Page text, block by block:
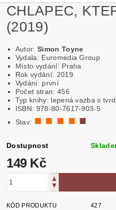
CHLAPEC,
(2019)
Autor: Simon Toyne
Vydala: Euromedia Group
Místo vydání: Praha
Rok vydání: 2019
Vydání: první
Počet stran: 456
Typ knihy: lepená vazba s
ISBN: 978-80-7617-903-5
Stav: ■ ■ ■ ■ ■
Dostupnost
149 Kč
KÓD PRODUKTU
427